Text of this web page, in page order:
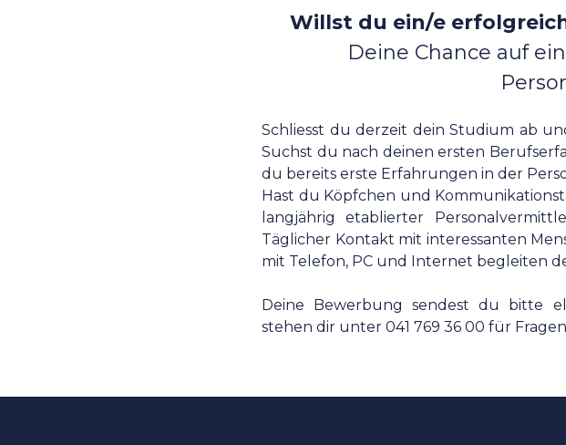
Willst du ein/e
Deine Chance auf
Schliesst du derzeit dein Studium ab
Suchst du nach deinen ersten
du bereits erste Erfahrungen in der
Hast du Köpfchen und
langjährig etablierter
Täglicher Kontakt mit interessanten
mit Telefon, PC und Internet begleiten
Deine Bewerbung sendest du bitte
stehen dir unter 041 769 36 00 für